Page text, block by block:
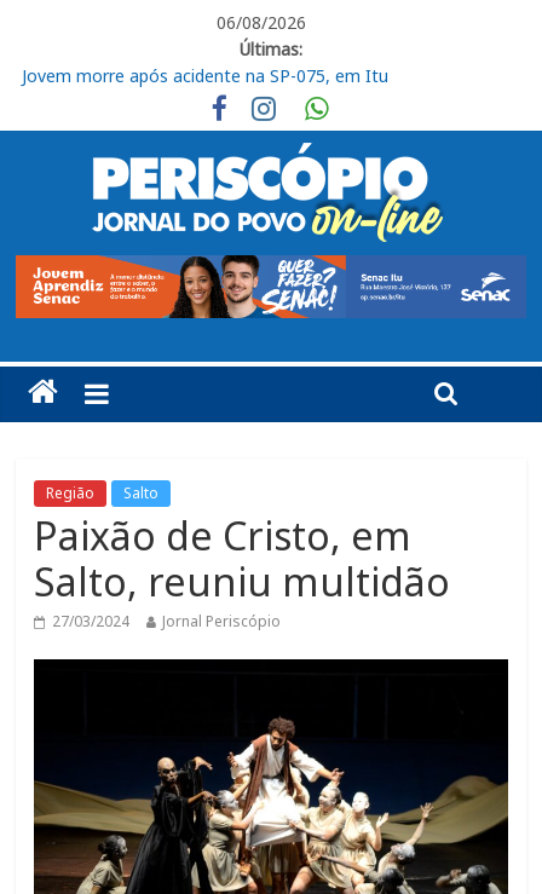
06/08/2026
Últimas:
Jovem morre após acidente na SP-075, em Itu
Ituano segue focado no confronto contra o Barra
Em Piracicaba, base do Ituano tem uma vitória e um empate
Campeonato Amador Série Ouro tem sequência em Itu
Jogador do Ituano denuncia injúria racial em partida do Paulista
Região Salto
Paixão de Cristo, em
Salto, reuniu multidão
27/03/2024 Jornal Periscópio